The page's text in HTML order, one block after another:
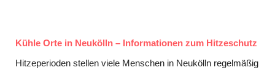
Kühle Orte in Neukölln – Informationen zum Hitzeschutz
Hitzeperioden stellen viele Menschen in Neukölln regelmäßig